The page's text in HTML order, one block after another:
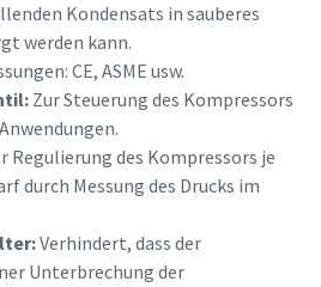
Kondensats in sauberes
werden kann.
CE, ASME usw.
Zur Steuerung des Kompressors
Regulierung des Kompressors je
durch Messung des Drucks im
Verhindert, dass der
Unterbrechung der